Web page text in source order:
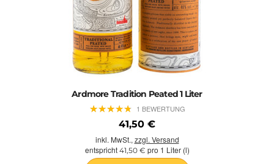
Ardmore Tradition Peated 1 Liter
★★★★★
★★★★★ 1 BEWERTUNG
41,50 €
inkl. MwSt., zzgl. Versand
entspricht 41,50 € pro 1 Liter (l)